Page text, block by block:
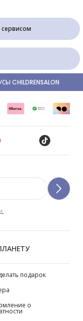
CHILDRENSALON
подарок
о